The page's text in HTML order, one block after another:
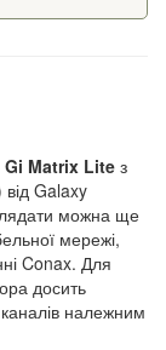
Gi Matrix Lite з
Galaxy
можна ще
мережі,
Conax. Для
досить
каналів належним